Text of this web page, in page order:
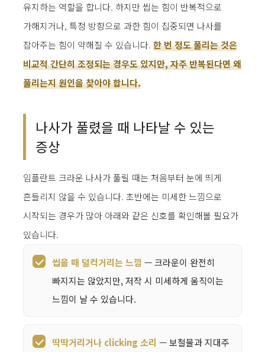
유지하는 역할을 합니다. 하지만 씹는 힘이 반복적으로
가해지거나, 특정 방향으로 과한 힘이 집중되면 나사를
잡아주는 힘이 약해질 수 있습니다. 한 번 정도 풀리는 것은
비교적 간단히 조정되는 경우도 있지만, 자주 반복된다면 왜
풀리는지 원인을 찾아야 합니다.
나사가 풀렸을 때 나타날 수 있는
증상
임플란트 크라운 나사가 풀릴 때는 처음부터 눈에 띄게
흔들리지 않을 수 있습니다. 초반에는 미세한 느낌으로
시작되는 경우가 많아 아래와 같은 신호를 확인해볼 필요가
있습니다.
씹을 때 덜컥거리는 느낌 — 크라운이 완전히
빠지지는 않았지만, 저작 시 미세하게 움직이는
느낌이 날 수 있습니다.
딱딱거리거나 clicking 소리 — 보철물과 지대주